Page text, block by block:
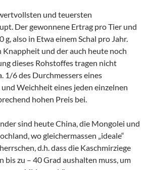
und teuersten
Der gewonnene Ertrag pro Tier und
g, also in Etwa einem Schal pro Jahr.
und der auch heute noch
dieses Rohstoffes tragen nicht
1/6 des Durchmessers eines
Weichheit eines jeden einzelnen
hohen Preis bei.
sind heute China, die Mongolei und
wo gleichermassen „ideale“
d.h. dass die Kaschmirziege
bis zu – 40 Grad aushalten muss, um